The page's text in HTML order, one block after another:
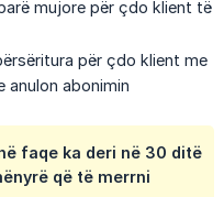
mujore për çdo klient të
për çdo klient me
anulon abonimin
faqe ka deri në 30 ditë
që të merrni